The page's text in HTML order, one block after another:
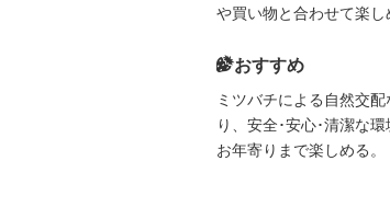
や買い物と合わせて楽し
おすすめ
ミツバチによる自然交
り、安全･安心･清潔な
お年寄りまで楽しめる。